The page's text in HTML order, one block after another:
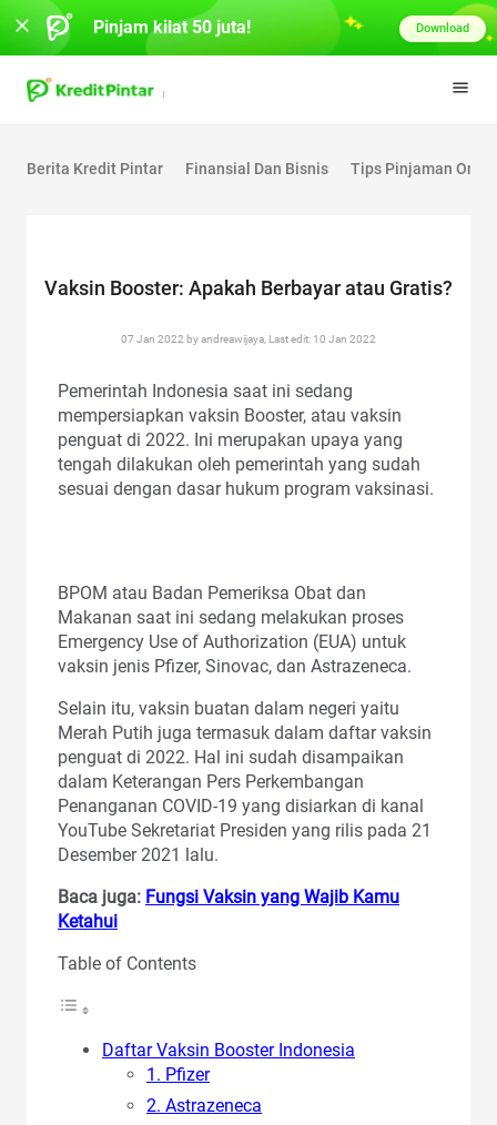
Berita Kredit Pintar Finansial Dan Bisnis Tips Pinjaman
Vaksin Booster: Apakah Berbayar atau Gratis?
07 Jan 2022 by andreawijaya, Last edit: 10 Jan 2022
Pemerintah Indonesia saat ini sedang
mempersiapkan vaksin Booster, atau vaksin
penguat di 2022. Ini merupakan upaya yang
tengah dilakukan oleh pemerintah yang sudah
sesuai dengan dasar hukum program vaksinasi.
BPOM atau Badan Pemeriksa Obat dan
Makanan saat ini sedang melakukan proses
Emergency Use of Authorization (EUA) untuk
vaksin jenis Pfizer, Sinovac, dan Astrazeneca.
Selain itu, vaksin buatan dalam negeri yaitu
Merah Putih juga termasuk dalam daftar vaksin
penguat di 2022. Hal ini sudah disampaikan
dalam Keterangan Pers Perkembangan
Penanganan COVID-19 yang disiarkan di kanal
YouTube Sekretariat Presiden yang rilis pada 21
Desember 2021 lalu.
Baca juga: Fungsi Vaksin yang Wajib Kamu
Ketahui
Table of Contents
Daftar Vaksin Booster Indonesia
1. Pfizer
2. Astrazeneca
Pinjam kilat 50 juta! Download